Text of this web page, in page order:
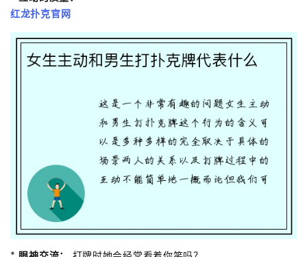
红龙扑克官网